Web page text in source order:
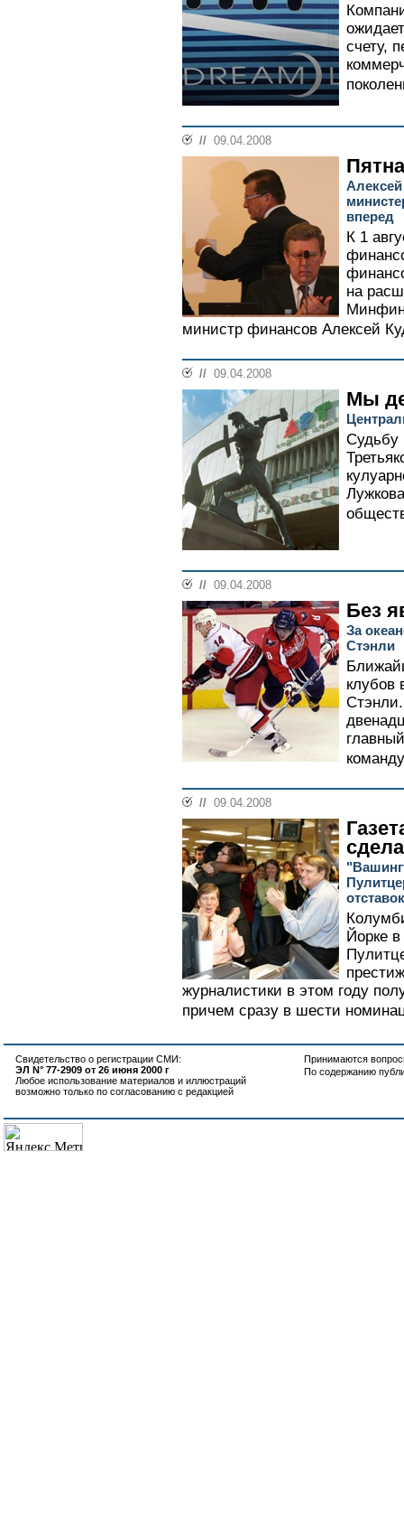
счету,
// 09.04.2008
вперед
К 1
на
министр финансов Алексей
// 09.04.2008
Мы
Судьбу
// 09.04.2008
Без
За
Стэнли
клубов
// 09.04.2008
отставок
Йорке
журналистики в этом году
причем сразу в шести
Свидетельство о регистрации СМИ:
ЭЛ N° 77-2909 от 26 июня 2000 г
Любое использование материалов и иллюстраций
возможно только по согласованию с редакцией
Принимаются
По содержанию